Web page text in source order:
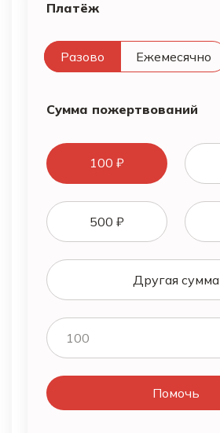
Платёж
Разово Ежемесячно
Сумма пожертвований
Помочь
100 ₽
500 ₽
Другая сумма